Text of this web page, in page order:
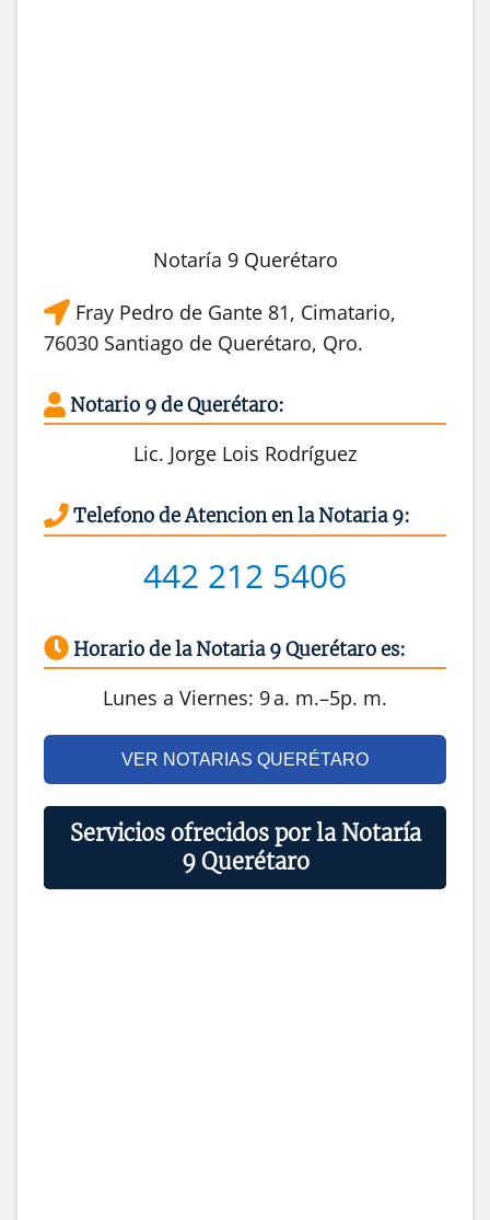
Notaría 9 Querétaro
Fray Pedro de Gante 81, Cimatario,
76030 Santiago de Querétaro, Qro.
Notario 9 de Querétaro:
Lic. Jorge Lois Rodríguez
Telefono de Atencion en la Notaria 9:
442 212 5406
Horario de la Notaria 9 Querétaro es:
Lunes a Viernes: 9 a. m.–5p. m.
VER NOTARIAS QUERÉTARO
Servicios ofrecidos por la Notaría
9 Querétaro